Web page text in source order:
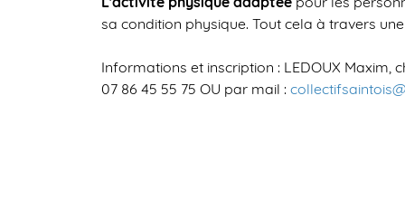
sa condition physique. Tout cela à travers
Informations et inscription : LEDOUX Maxim,
07 86 45 55 75 OU par mail :